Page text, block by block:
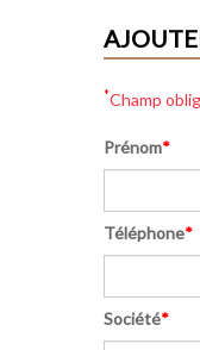
*Champ
Prénom*
Téléphone*
Société*